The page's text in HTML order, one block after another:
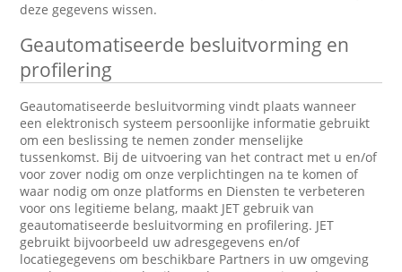
deze gegevens wissen.
Geautomatiseerde besluitvorming en
profilering
Geautomatiseerde besluitvorming vindt plaats wanneer
een elektronisch systeem persoonlijke informatie gebruikt
om een beslissing te nemen zonder menselijke
tussenkomst. Bij de uitvoering van het contract met u en/of
voor zover nodig om onze verplichtingen na te komen of
waar nodig om onze platforms en Diensten te verbeteren
voor ons legitieme belang, maakt JET gebruik van
geautomatiseerde besluitvorming en profilering. JET
gebruikt bijvoorbeeld uw adresgegevens en/of
locatiegegevens om beschikbare Partners in uw omgeving